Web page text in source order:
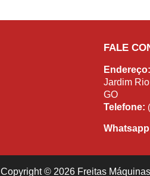
FALE
Endereço:
Jardim
GO
Telefone:
Copyright © 2026 Freitas